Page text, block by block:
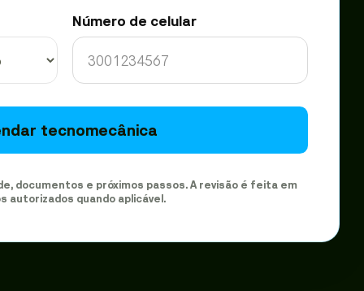
Número de celular
tecnomecânica
documentos e próximos passos. A revisão é feita em
autorizados quando aplicável.